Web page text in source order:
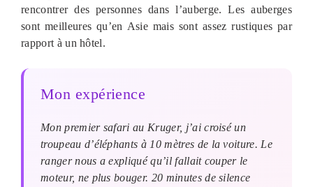
rencontrer des personnes dans l’auberge. Les auberges
sont meilleures qu’en Asie mais sont assez rustiques par
rapport à un hôtel.
Mon expérience
Mon premier safari au Kruger, j’ai croisé un
troupeau d’éléphants à 10 mètres de la voiture. Le
ranger nous a expliqué qu’il fallait couper le
moteur, ne plus bouger. 20 minutes de silence